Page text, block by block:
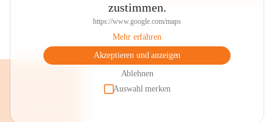
zustimmen.
https://www.google.com/maps
Mehr erfahren
Akzeptieren und anzeigen
Ablehnen
Auswahl merken